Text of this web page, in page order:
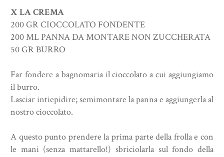
X LA CREMA
200 GR CIOCCOLATO FONDENTE
200 ML PANNA DA MONTARE NON ZUCCHERATA
50 GR BURRO
Far fondere a bagnomaria il cioccolato a cui aggiungiamo
il burro.
Lasciar intiepidire; semimontare la panna e aggiungerla al
nostro cioccolato.
A questo punto prendere la prima parte della frolla e con
le mani (senza mattarello!) sbriciolarla sul fondo della